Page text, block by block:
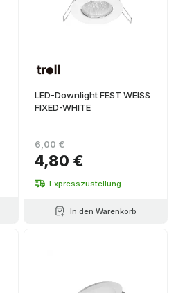
LED-Downlight FEST WEISS
FIXED-WHITE
4,80 €
6,00 €
Expresszustellung
In den Warenkorb